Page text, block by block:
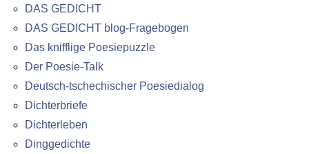
DAS GEDICHT
DAS GEDICHT blog-Fragebogen
Das knifflige Poesiepuzzle
Der Poesie-Talk
Deutsch-tschechischer Poesiedialog
Dichterbriefe
Dichterleben
Dinggedichte